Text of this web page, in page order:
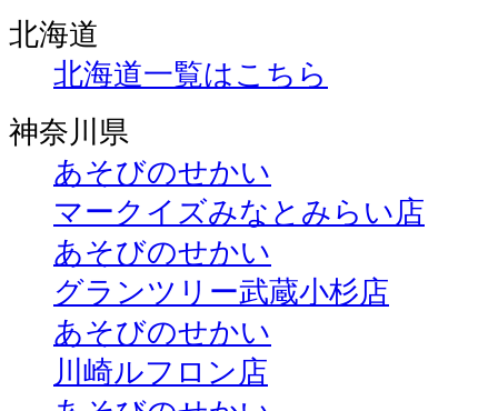
北海道
北海道一覧はこちら
神奈川県
あそびのせかい
マークイズみなとみらい店
あそびのせかい
グランツリー武蔵小杉店
あそびのせかい
川崎ルフロン店